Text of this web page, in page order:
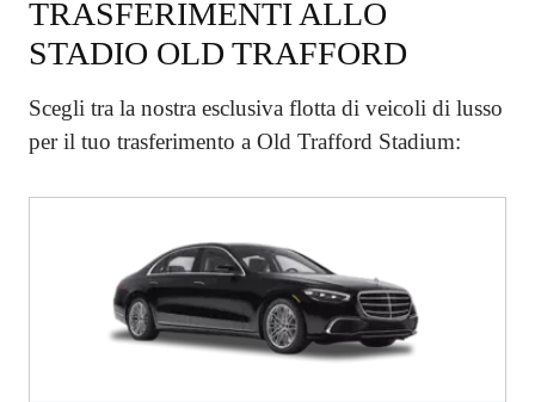
TRASFERIMENTI ALLO
STADIO OLD TRAFFORD
Scegli tra la nostra esclusiva flotta di veicoli di lusso
per il tuo trasferimento a Old Trafford Stadium: